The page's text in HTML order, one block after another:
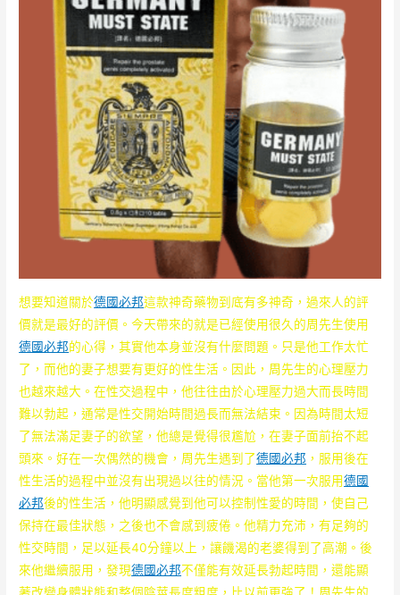
想要知道關於德國必邦這款神奇藥物到底有多神奇，過來人的評
價就是最好的評價。今天帶來的就是已經使用很久的周先生使用
德國必邦的心得，其實他本身並沒有什麼問題。只是他工作太忙
了，而他的妻子想要有更好的性生活。因此，周先生的心理壓力
也越來越大。在性交過程中，他往往由於心理壓力過大而長時間
難以勃起，通常是性交開始時間過長而無法結束。因為時間太短
了無法滿足妻子的欲望，他總是覺得很尷尬，在妻子面前抬不起
頭來。好在一次偶然的機會，周先生遇到了德國必邦 ，服用後在
性生活的過程中並沒有出現過以往的情況。當他第一次服用德國
必邦後的性生活，他明顯感覺到他可以控制性愛的時間，使自己
保持在最佳狀態，之後也不會感到疲倦。他精力充沛，有足夠的
性交時間，足以延長40分鐘以上，讓饑渴的老婆得到了高潮。後
來他繼續服用，發現德國必邦不僅能有效延長勃起時間，還能顯
著改變身體狀態和整個陰莖長度粗度，比以前更強了！周先生的